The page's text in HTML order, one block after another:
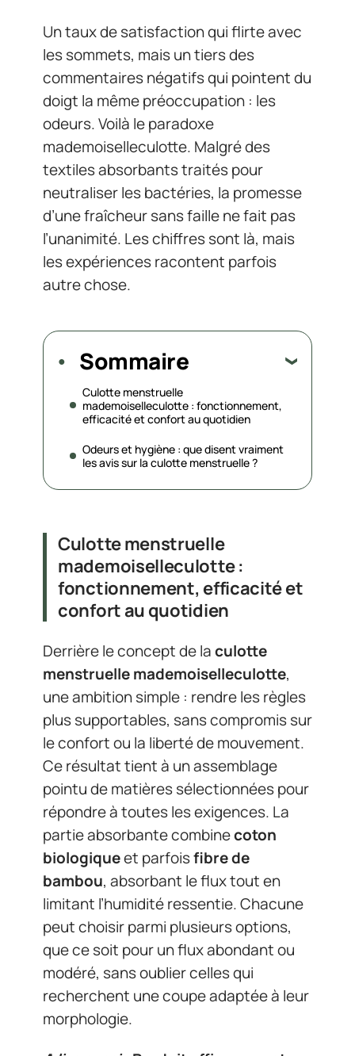
Un taux de satisfaction qui flirte avec
les sommets, mais un tiers des
commentaires négatifs qui pointent du
doigt la même préoccupation : les
odeurs. Voilà le paradoxe
mademoiselleculotte. Malgré des
textiles absorbants traités pour
neutraliser les bactéries, la promesse
d’une fraîcheur sans faille ne fait pas
l’unanimité. Les chiffres sont là, mais
les expériences racontent parfois
autre chose.
Sommaire
Culotte menstruelle
mademoiselleculotte : fonctionnement,
efficacité et confort au quotidien
Odeurs et hygiène : que disent vraiment
les avis sur la culotte menstruelle ?
Culotte menstruelle
mademoiselleculotte :
fonctionnement, efficacité et
confort au quotidien
Derrière le concept de laculotte
menstruelle mademoiselleculotte,
une ambition simple : rendre les règles
plus supportables, sans compromis sur
le confort ou la liberté de mouvement.
Ce résultat tient à un assemblage
pointu de matières sélectionnées pour
répondre à toutes les exigences. La
partie absorbante combinecoton
biologiqueet parfoisfibre de
bambou, absorbant le flux tout en
limitant l’humidité ressentie. Chacune
peut choisir parmi plusieurs options,
que ce soit pour un flux abondant ou
modéré, sans oublier celles qui
recherchent une coupe adaptée à leur
morphologie.